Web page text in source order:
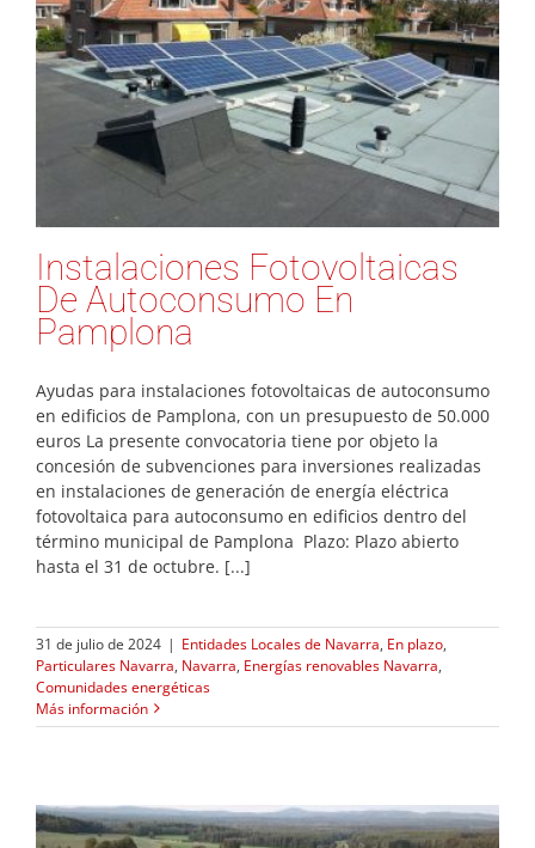
Instalaciones Fotovoltaicas
De Autoconsumo En
Pamplona
Ayudas para instalaciones fotovoltaicas de autoconsumo
en edificios de Pamplona, con un presupuesto de 50.000
euros La presente convocatoria tiene por objeto la
concesión de subvenciones para inversiones realizadas
en instalaciones de generación de energía eléctrica
fotovoltaica para autoconsumo en edificios dentro del
término municipal de Pamplona Plazo: Plazo abierto
hasta el 31 de octubre. [...]
31 de julio de 2024 | Entidades Locales de Navarra, En plazo,
Particulares Navarra, Navarra, Energías renovables Navarra,
Comunidades energéticas
Más información